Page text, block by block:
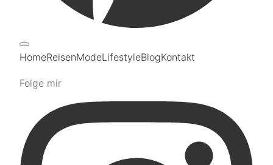
HomeReisenModeLifestyleBlogKontakt
Folge mir